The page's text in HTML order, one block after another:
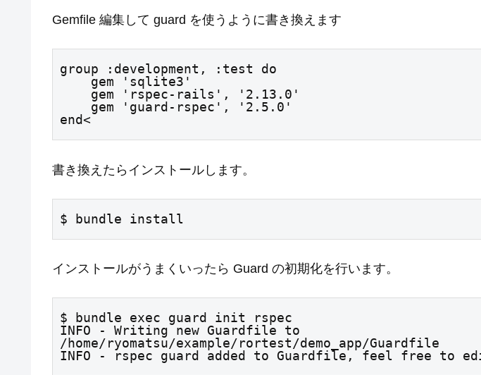
Gemfile 編集して guard を使うように書き換えます
group :development, :test do
end<
書き換えたらインストールします。
$ bundle install
インストールがうまくいったら Guard の初期化を行います。
$ bundle exec guard init rspec
INFO - Writing new Guardfile to
/home/ryomatsu/example/rortest/demo_app/Guardfile
INFO - rspec guard added to Guardfile, feel free to